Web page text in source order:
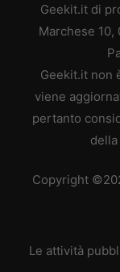
Geekit.it di
Marchese 10,
Geekit.it non
viene
pertanto
Copyright
Le attività